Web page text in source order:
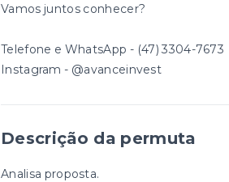
Vamos juntos conhecer?
Telefone e WhatsApp - (47) 3304-7673
Instagram - @avanceinvest
Descrição da permuta
Analisa proposta.